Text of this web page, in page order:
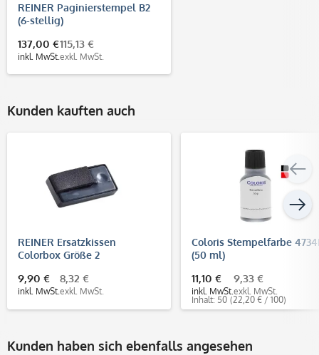
REINER Paginierstempel B2
(6-stellig)
137,00 €
inkl. MwSt.
115,13 €
exkl. MwSt.
Kunden kauften auch
REINER Ersatzkissen
Colorbox Größe 2
9,90 €
inkl. MwSt.
8,32 €
exkl. MwSt.
Coloris Stempelfarbe
(50 ml)
11,10 €
inkl. MwSt.
9,33 €
exkl. MwSt.
Inhalt: 50 (22,20 € / 100)
Kunden haben sich ebenfalls angesehen